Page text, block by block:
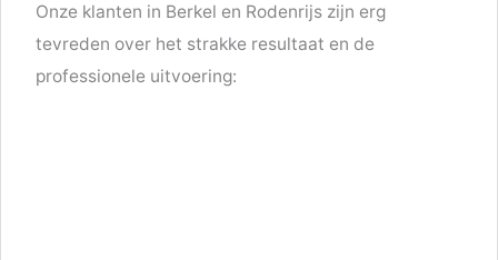
Onze klanten in Berkel en Rodenrijs zijn erg
tevreden over het strakke resultaat en de
professionele uitvoering: